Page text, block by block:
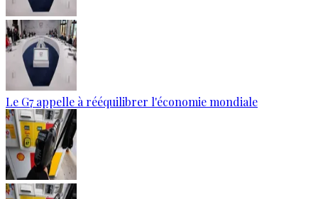
Le G7 appelle à rééquilibrer l'économie mondiale